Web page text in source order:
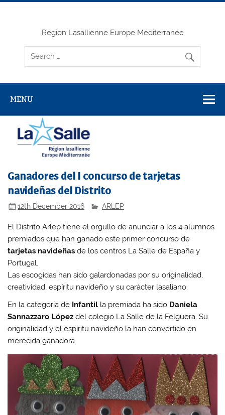
Skip
Région Lasallienne Europe Méditerranée
MENU
Ganadores del I concurso de tarjetas
navideñas del Distrito
12th December 2016 ARLEP
El Distrito Arlep tiene el orgullo de anunciar a los 4 alumnos
premiados que han ganado este primer concurso de
tarjetas navideñas de los centros La Salle de España y
Portugal.
Las escogidas han sido galardonadas por su originalidad,
creatividad, espíritu navideño y su carácter lasaliano.
En la categoría de Infantil la premiada ha sido Daniela
Sannazzaro López del colegio La Salle de la Felguera. Su
originalidad y el espíritu navideño la han convertido en
merecida ganadora